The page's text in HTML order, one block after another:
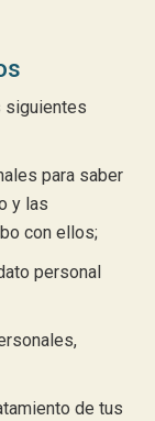
siguientes
para saber
y las
con ellos;
personal
de tus